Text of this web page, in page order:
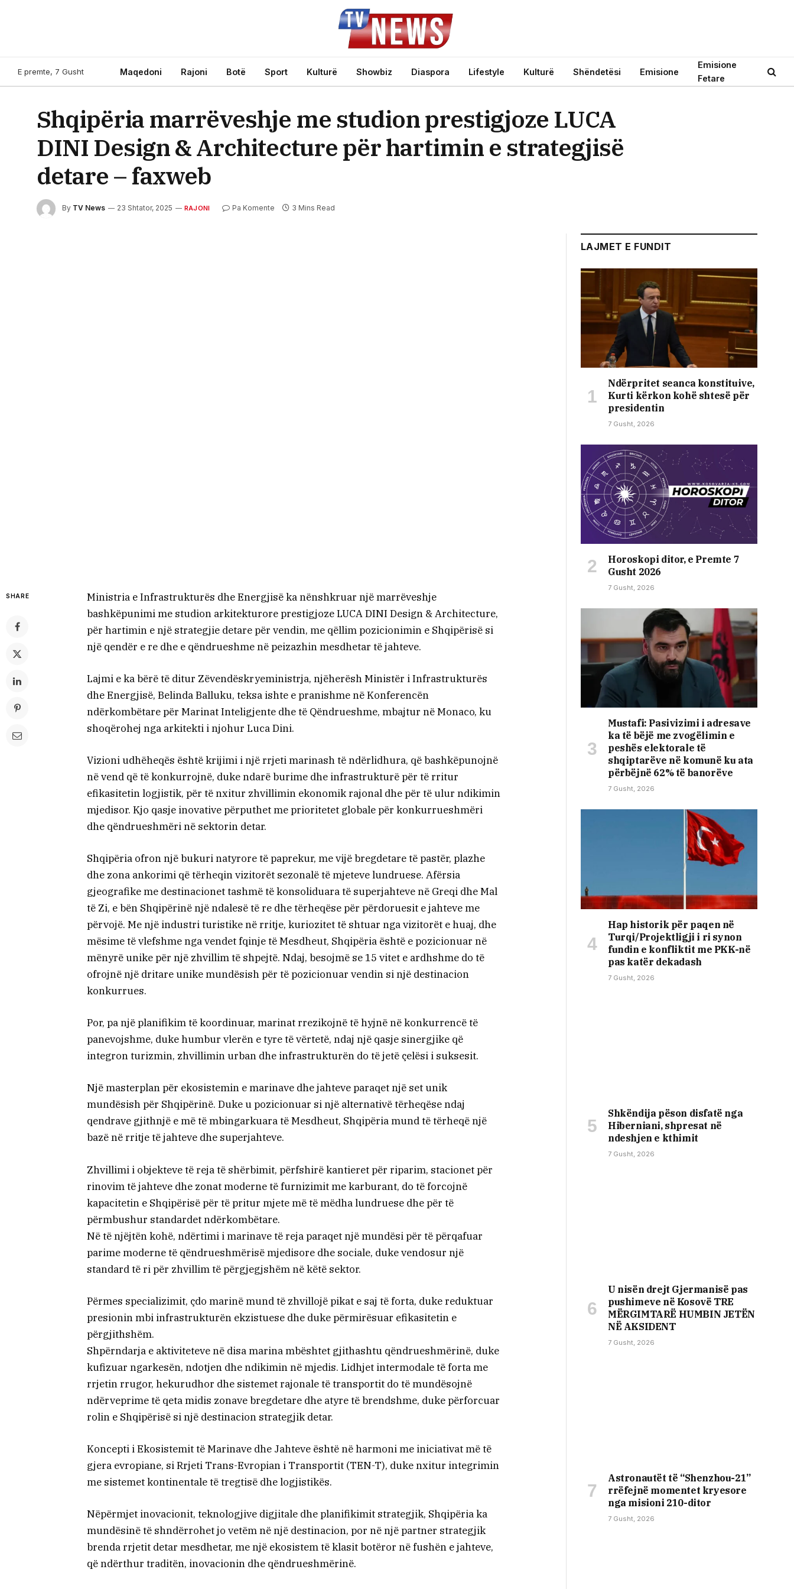
E premte, 7 Gusht Maqedoni Rajoni Botë Sport Kulturë Showbiz Diaspora Lifestyle Kulturë Shëndetësi Emisione
Emisione
Fetare
Shqipëria marrëveshje me studion prestigjoze LUCA
DINI Design & Architecture për hartimin e strategjisë
detare – faxweb
By TV News 23 Shtator, 2025 RAJONI Pa Komente 3 Mins Read
SHARE
Ministria e Infrastrukturës dhe Energjisë ka nënshkruar një marrëveshje
bashkëpunimi me studion arkitekturore prestigjoze LUCA DINI Design & Architecture,
për hartimin e një strategjie detare për vendin, me qëllim pozicionimin e Shqipërisë si
një qendër e re dhe e qëndrueshme në peizazhin mesdhetar të jahteve.
Lajmi e ka bërë të ditur Zëvendëskryeministrja, njëherësh Ministër i Infrastrukturës
dhe Energjisë, Belinda Balluku, teksa ishte e pranishme në Konferencën
ndërkombëtare për Marinat Inteligjente dhe të Qëndrueshme, mbajtur në Monaco, ku
shoqërohej nga arkitekti i njohur Luca Dini.
Vizioni udhëheqës është krijimi i një rrjeti marinash të ndërlidhura, që bashkëpunojnë
në vend që të konkurrojnë, duke ndarë burime dhe infrastrukturë për të rritur
efikasitetin logjistik, për të nxitur zhvillimin ekonomik rajonal dhe për të ulur ndikimin
mjedisor. Kjo qasje inovative përputhet me prioritetet globale për konkurrueshmëri
dhe qëndrueshmëri në sektorin detar.
Shqipëria ofron një bukuri natyrore të paprekur, me vijë bregdetare të pastër, plazhe
dhe zona ankorimi që tërheqin vizitorët sezonalë të mjeteve lundruese. Afërsia
gjeografike me destinacionet tashmë të konsoliduara të superjahteve në Greqi dhe Mal
të Zi, e bën Shqipërinë një ndalesë të re dhe tërheqëse për përdoruesit e jahteve me
përvojë. Me një industri turistike në rritje, kuriozitet të shtuar nga vizitorët e huaj, dhe
mësime të vlefshme nga vendet fqinje të Mesdheut, Shqipëria është e pozicionuar në
mënyrë unike për një zhvillim të shpejtë. Ndaj, besojmë se 15 vitet e ardhshme do të
ofrojnë një dritare unike mundësish për të pozicionuar vendin si një destinacion
konkurrues.
Por, pa një planifikim të koordinuar, marinat rrezikojnë të hyjnë në konkurrencë të
panevojshme, duke humbur vlerën e tyre të vërtetë, ndaj një qasje sinergjike që
integron turizmin, zhvillimin urban dhe infrastrukturën do të jetë çelësi i suksesit.
Një masterplan për ekosistemin e marinave dhe jahteve paraqet një set unik
mundësish për Shqipërinë. Duke u pozicionuar si një alternativë tërheqëse ndaj
qendrave gjithnjë e më të mbingarkuara të Mesdheut, Shqipëria mund të tërheqë një
bazë në rritje të jahteve dhe superjahteve.
Zhvillimi i objekteve të reja të shërbimit, përfshirë kantieret për riparim, stacionet për
rinovim të jahteve dhe zonat moderne të furnizimit me karburant, do të forcojnë
kapacitetin e Shqipërisë për të pritur mjete më të mëdha lundruese dhe për të
përmbushur standardet ndërkombëtare.
Në të njëjtën kohë, ndërtimi i marinave të reja paraqet një mundësi për të përqafuar
parime moderne të qëndrueshmërisë mjedisore dhe sociale, duke vendosur një
standard të ri për zhvillim të përgjegjshëm në këtë sektor.
Përmes specializimit, çdo marinë mund të zhvillojë pikat e saj të forta, duke reduktuar
presionin mbi infrastrukturën ekzistuese dhe duke përmirësuar efikasitetin e
përgjithshëm.
Shpërndarja e aktiviteteve në disa marina mbështet gjithashtu qëndrueshmërinë, duke
kufizuar ngarkesën, ndotjen dhe ndikimin në mjedis. Lidhjet intermodale të forta me
rrjetin rrugor, hekurudhor dhe sistemet rajonale të transportit do të mundësojnë
ndërveprime të qeta midis zonave bregdetare dhe atyre të brendshme, duke përforcuar
rolin e Shqipërisë si një destinacion strategjik detar.
Koncepti i Ekosistemit të Marinave dhe Jahteve është në harmoni me iniciativat më të
gjera evropiane, si Rrjeti Trans-Evropian i Transportit (TEN-T), duke nxitur integrimin
me sistemet kontinentale të tregtisë dhe logjistikës.
Nëpërmjet inovacionit, teknologjive digjitale dhe planifikimit strategjik, Shqipëria ka
mundësinë të shndërrohet jo vetëm në një destinacion, por në një partner strategjik
brenda rrjetit detar mesdhetar, me një ekosistem të klasit botëror në fushën e jahteve,
që ndërthur traditën, inovacionin dhe qëndrueshmërinë.
LAJMET E FUNDIT
Ndërpritet seanca konstituive,
Kurti kërkon kohë shtesë për
presidentin
7 Gusht, 2026
Horoskopi ditor, e Premte 7
Gusht 2026
7 Gusht, 2026
Mustafi: Pasivizimi i adresave
ka të bëjë me zvogëlimin e
peshës elektorale të
shqiptarëve në komunë ku ata
përbëjnë 62% të banorëve
7 Gusht, 2026
Hap historik për paqen në
Turqi/Projektligji i ri synon
fundin e konfliktit me PKK-në
pas katër dekadash
7 Gusht, 2026
Shkëndija pëson disfatë nga
Hiberniani, shpresat në
ndeshjen e kthimit
7 Gusht, 2026
U nisën drejt Gjermanisë pas
pushimeve në Kosovë TRE
MËRGIMTARË HUMBIN JETËN
NË AKSIDENT
7 Gusht, 2026
Astronautët të “Shenzhou-21”
rrëfejnë momentet kryesore
nga misioni 210-ditor
7 Gusht, 2026